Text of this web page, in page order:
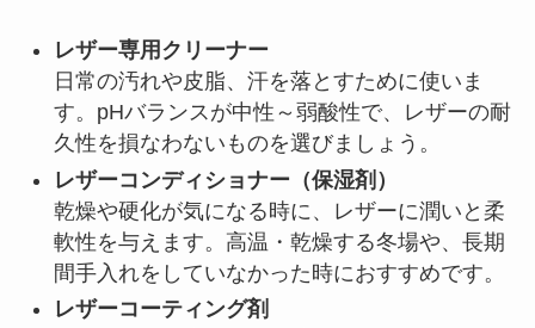
レザー専用クリーナー
日常の汚れや皮脂、汗を落とすために使いま
す。pHバランスが中性～弱酸性で、レザーの耐
久性を損なわないものを選びましょう。
レザーコンディショナー（保湿剤）
乾燥や硬化が気になる時に、レザーに潤いと柔
軟性を与えます。高温・乾燥する冬場や、長期
間手入れをしていなかった時におすすめです。
レザーコーティング剤